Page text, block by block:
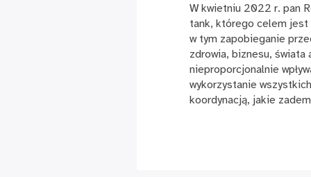
W kwietniu 2022 r. pan
tank, którego celem jest
w tym zapobieganie
zdrowia, biznesu,
nieproporcjonalnie
wykorzystanie
koordynacją, jakie